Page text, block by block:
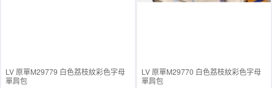
LV 原單M29779 白色荔枝紋彩色字母
單肩包
LV 原單M29770 白色荔枝紋彩色字母
單肩包